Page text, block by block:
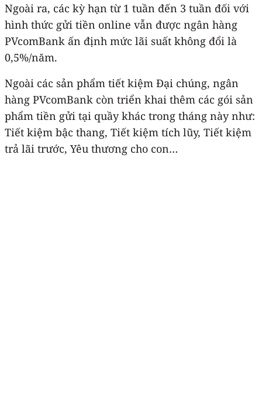
Ngoài ra, các kỳ hạn từ 1 tuần đến 3 tuần đối với
hình thức gửi tiền online vẫn được ngân hàng
PVcomBank ấn định mức lãi suất không đổi là
0,5%/năm.
Ngoài các sản phẩm tiết kiệm Đại chúng, ngân
hàng PVcomBank còn triển khai thêm các gói sản
phẩm tiền gửi tại quầy khác trong tháng này như:
Tiết kiệm bậc thang, Tiết kiệm tích lũy, Tiết kiệm
trả lãi trước, Yêu thương cho con…